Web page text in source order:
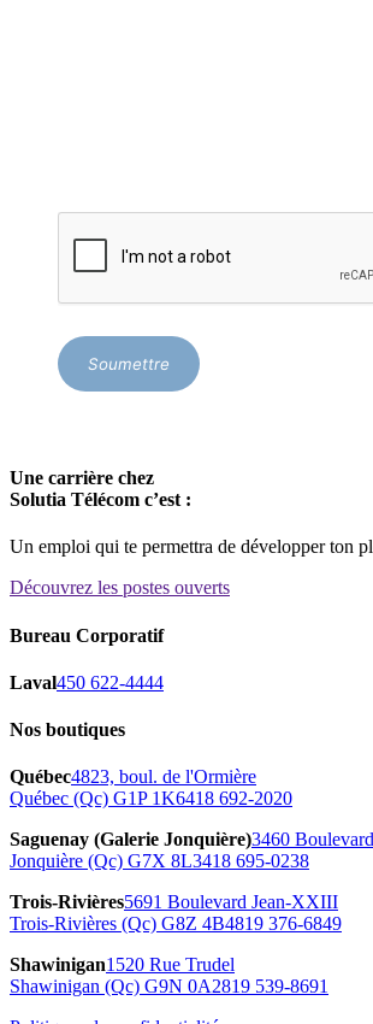
Soumettre
Une carrière chez
Solutia Télécom c’est :
Un emploi qui te permettra de développer ton
Découvrez les postes ouverts
Bureau Corporatif
Laval450 622-4444
Nos boutiques
Québec4823, boul. de l'Ormière
Québec (Qc) G1P 1K6418 692-2020
Saguenay (Galerie Jonquière)3460
Jonquière (Qc) G7X 8L3418 695-0238
Trois-Rivières5691 Boulevard Jean-XXIII
Trois-Rivières (Qc) G8Z 4B4819 376-6849
Shawinigan1520 Rue Trudel
Shawinigan (Qc) G9N 0A2819 539-8691